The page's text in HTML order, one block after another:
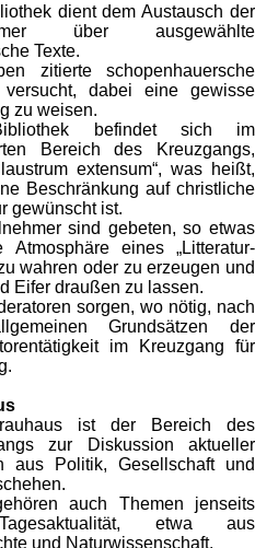
dient dem Austausch der
über ausgewählte
Texte.
zitierte schopenhauersche
versucht, dabei eine gewisse
zu weisen.
befindet sich im
Bereich des Kreuzgangs,
extensum“, was heißt,
Beschränkung auf christliche
gewünscht ist.
sind gebeten, so etwas
Atmosphäre eines „Litteratur-
wahren oder zu erzeugen und
Eifer draußen zu lassen.
sorgen, wo nötig, nach
Grundsätzen der
im Kreuzgang für
ist der Bereich des
zur Diskussion aktueller
aus Politik, Gesellschaft und
auch Themen jenseits
etwa aus
und Naturwissenschaft.